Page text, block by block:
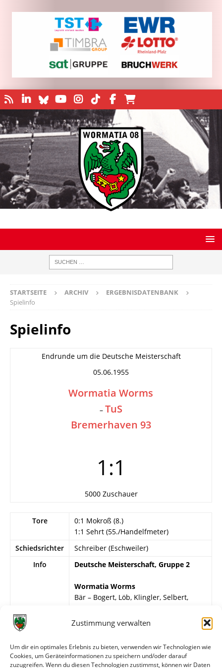
Zustimmung verwalten
Um dir ein optimales Erlebnis zu bieten, verwenden wir Technologien wie
Cookies, um Geräteinformationen zu speichern und/oder darauf
zuzugreifen. Wenn du diesen Technologien zustimmst, können wir Daten
STARTSEITE ARCHIV
ERGEBNISDATENBANK
Spielinfo
Spielinfo
Endrunde um die Deutsche Meisterschaft
05.06.1955
Wormatia Worms
– TuS
Bremerhaven 93
1:1
5000 Zuschauer
Tore
0:1 Mokroß (8.)
1:1 Sehrt (55./Handelfmeter)
Schiedsrichter
Schreiber (Eschweiler)
Info
Deutsche Meisterschaft, Gruppe 2
Wormatia Worms
Bär – Bogert, Löb, Klingler, Selbert,
Sehrt, H. Müller.
Lühr – Lill, Wagenbreth, Lang, Kolditz,
Bücker, Mokroß, Geise, Machniki, König,